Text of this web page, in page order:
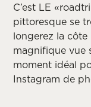
C’est LE
pittoresque se
longerez la
magnifique vue
moment idéal
Instagram de